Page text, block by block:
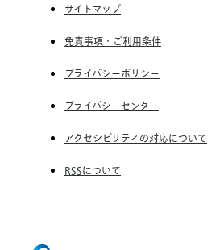
RGF Staffing France SAS
RGF Staffing Germany GmbH
RGF Staffing the Netherlands B.V.
Unique NV
サイトマップ
免責事項・ご利用条件
プライバシーポリシー
プライバシーセンター
アクセシビリティの対応について
RSSについて